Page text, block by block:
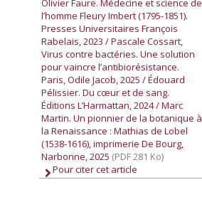
Olivier Faure. Médecine et science de
l’homme Fleury Imbert (1795-1851).
Presses Universitaires François
Rabelais, 2023 / Pascale Cossart,
Virus contre bactéries. Une solution
pour vaincre l’antibiorésistance.
Paris, Odile Jacob, 2025 / Édouard
Pélissier. Du cœur et de sang.
Éditions L’Harmattan, 2024 / Marc
Martin. Un pionnier de la botanique à
la Renaissance : Mathias de Lobel
(1538-1616), imprimerie De Bourg,
Narbonne, 2025 (PDF 281 Ko)
Pour citer cet article